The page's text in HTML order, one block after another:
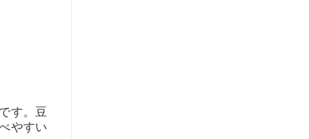
す。豆
やすい